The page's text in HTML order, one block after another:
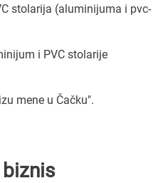
stolarija (aluminijuma i pvc-
i PVC stolarije
mene u Čačku".